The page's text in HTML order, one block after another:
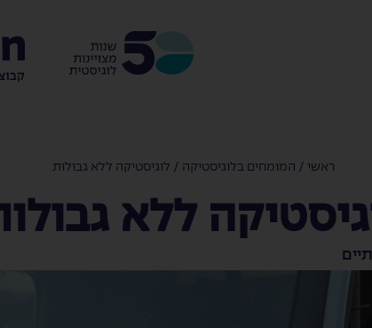
ראשי / המומחים בלוגיסטיקה / לוגיסטיקה ללא גבולות
ללא